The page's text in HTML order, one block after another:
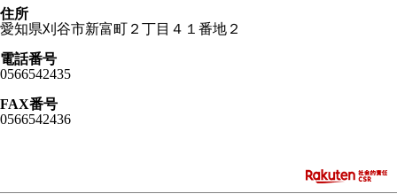
住所
愛知県刈谷市新富町２丁目４１番地２
電話番号
0566542435
FAX番号
0566542436